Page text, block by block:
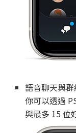
語音聊天與
你可以透過
與最多 15 位